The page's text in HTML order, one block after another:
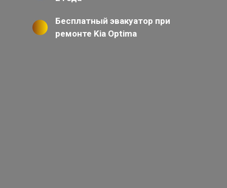
Бесплатный эвакуатор при
ремонте Kia Optima